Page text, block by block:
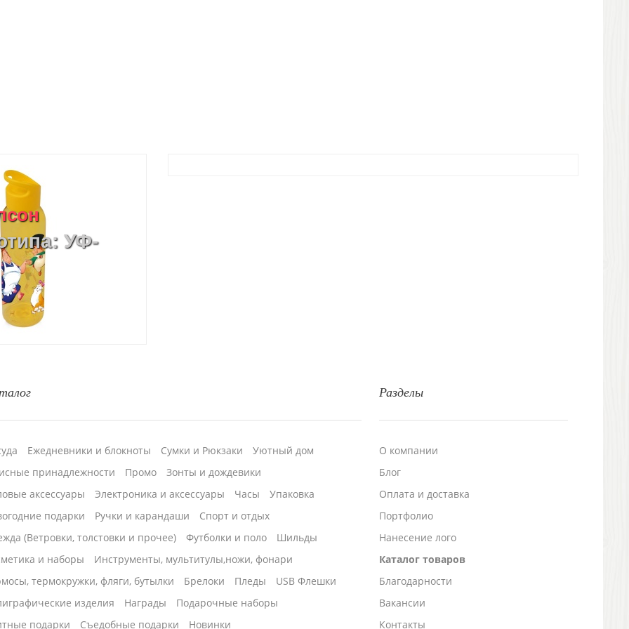
УФ-
Разделы
О компании
Блог
Оплата и доставка
Портфолио
Нанесение лого
Каталог товаров
Благодарности
Вакансии
Контакты
Ежедневники и блокноты Сумки и Рюкзаки
Уютный дом
принадлежности
Промо
Зонты и дождевики
аксессуары
Электроника и аксессуары Часы
Упаковка
подарки
Ручки и карандаши
Спорт и отдых
(Ветровки, толстовки и прочее)
Футболки и поло
Шильды
и наборы
Инструменты, мультитулы,ножи, фонари
термокружки, фляги, бутылки
Брелоки Пледы
USB Флешки
изделия
Награды
Подарочные наборы
подарки
Cъедобные подарки Новинки